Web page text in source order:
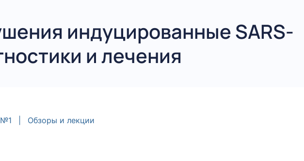
индуцированные SARS-
и лечения
Обзоры и лекции